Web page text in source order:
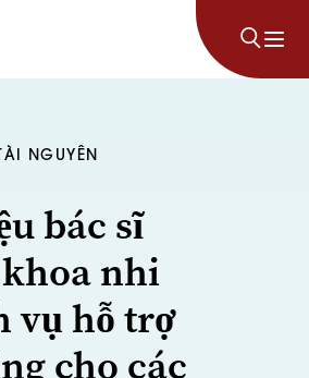
NGUYÊN
bác sĩ
nhi
vụ hỗ trợ
cho các